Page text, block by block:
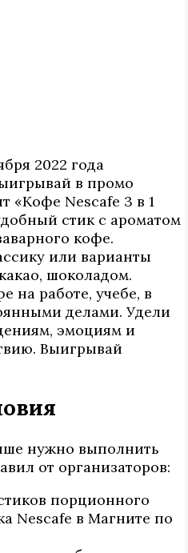
2022 года
в промо
«Кофе Nescafe 3 в 1
стик с ароматом
кофе.
или варианты
шоколадом.
на работе, учебе, в
делами. Удели
эмоциям и
Выигрывай
нужно выполнить
от организаторов:
порционного
Nescafe в Магните по